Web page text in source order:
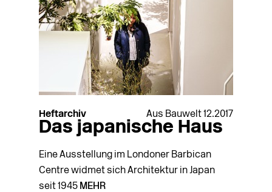
Heftarchiv Aus Bauwelt 12.2017
Das japanische Haus
Eine Ausstellung im Londoner Barbican
Centre widmet sich Architektur in Japan
seit 1945 MEHR